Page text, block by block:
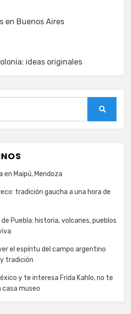
en Buenos Aires
ideas originales
en Maipú, Mendoza
tradición gaucha a una hora de
Puebla: historia, volcanes, pueblos
el espíritu del campo argentino
tradición
y te interesa Frida Kahlo, no te
casa museo